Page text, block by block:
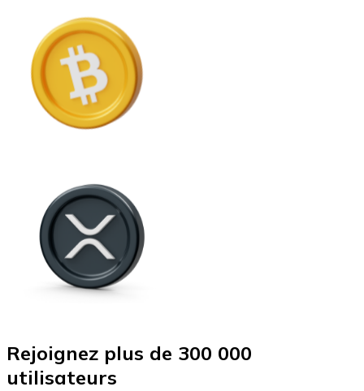
Rejoignez plus de 300 000
utilisateurs